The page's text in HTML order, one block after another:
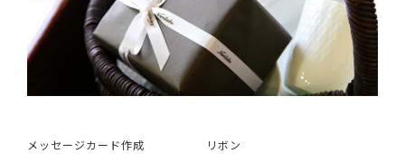
メッセージカード作成 リボン